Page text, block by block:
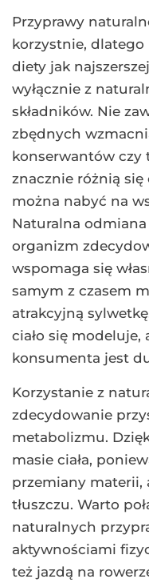
Przyprawy
korzystnie, dlatego
diety jak
wyłącznie z
składników. Nie
zbędnych
konserwantów czy
znacznie różnią
można nabyć na
Naturalna
organizm
wspomaga się
samym z czasem
atrakcyjną
ciało się modeluje,
konsumenta jest
Korzystanie z
zdecydowanie
metabolizmu.
masie ciała,
przemiany materii,
tłuszczu. Warto
naturalnych
aktywnościami
też jazdą na